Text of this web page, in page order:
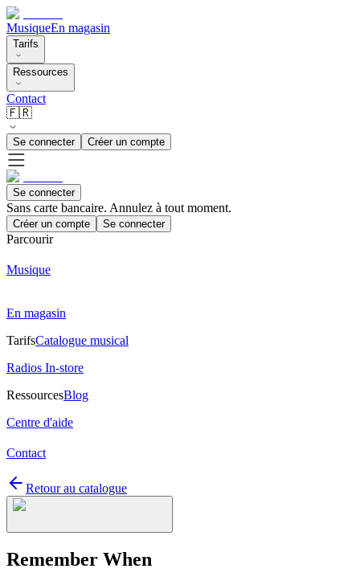
MusiqueEn magasin
Tarifs
Ressources
Contact
🇫🇷
Se connecter Créer un compte
Se connecter
Sans carte bancaire. Annulez à tout moment.
Créer un compte Se connecter
Parcourir
Musique
En magasin
TarifsCatalogue musical
Radios In-store
RessourcesBlog
Centre d'aide
Contact
Retour au catalogue
Remember When